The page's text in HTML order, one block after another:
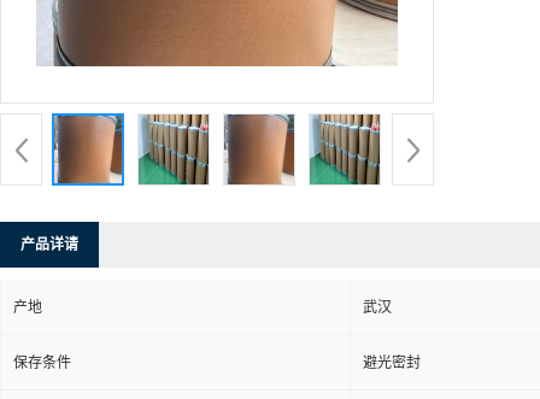
产品详请
产地 武汉
保存条件 避光密封